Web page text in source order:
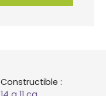
Constructible :